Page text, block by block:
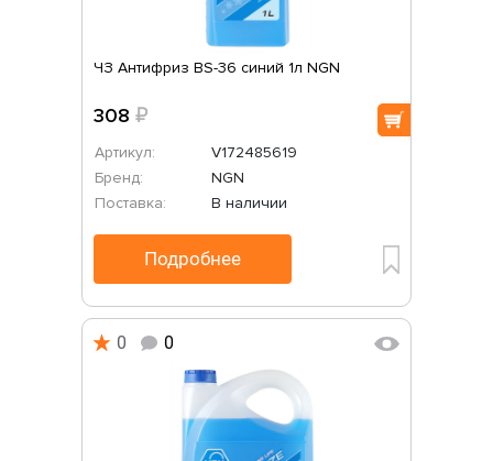
ЧЗ Антифриз BS-36 синий 1л NGN
308 ₽
Артикул:
V172485619
Бренд:
NGN
Поставка:
В наличии
Подробнее
0 0